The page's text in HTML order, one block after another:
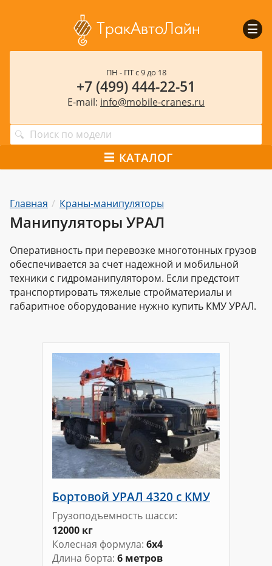
ПН - ПТ с 9 до 18
+7 (499) 444-22-51
E-mail: info@mobile-cranes.ru
КАТАЛОГ
Главная Краны-манипуляторы
Манипуляторы УРАЛ
Оперативность при перевозке многотонных грузов
обеспечивается за счет надежной и мобильной
техники с гидроманипулятором. Если предстоит
транспортировать тяжелые стройматериалы и
габаритное оборудование нужно купить КМУ УРАЛ.
Бортовой УРАЛ 4320 с КМУ
Грузоподъемность шасси
12000 кг
Колесная формула 6х4
Длина борта 6 метров